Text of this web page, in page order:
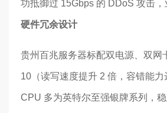
功抵御过 15Gbps 的 DDoS 攻击，
硬件冗余设计
贵州百兆服务器标配双电源、双网
10（读写速度提升 2 倍，容错能力
CPU 多为英特尔至强银牌系列，